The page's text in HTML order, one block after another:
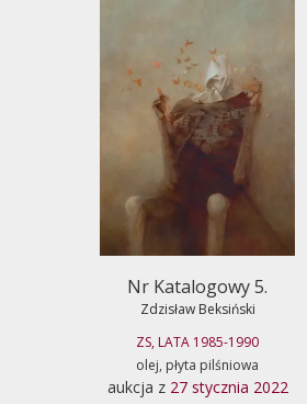
Nr Katalogowy 5.
Zdzisław Beksiński
ZS, LATA 1985-1990
olej, płyta pilśniowa
aukcja z 27 stycznia 2022